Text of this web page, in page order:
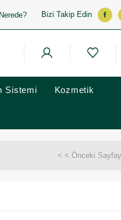
Bizi Takip Edin
Sistemi Kozmetik
< < Önceki